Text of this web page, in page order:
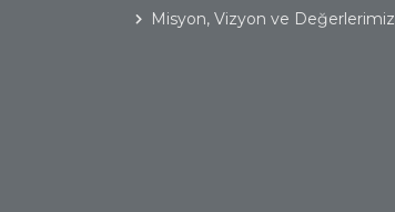
Misyon, Vizyon ve Değerlerimiz